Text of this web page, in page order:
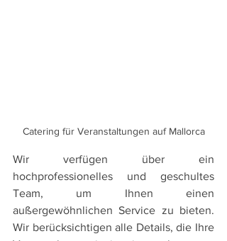
Catering für Veranstaltungen auf Mallorca
Wir verfügen über ein
hochprofessionelles und geschultes
Team, um Ihnen einen
außergewöhnlichen Service zu bieten.
Wir berücksichtigen alle Details, die Ihre